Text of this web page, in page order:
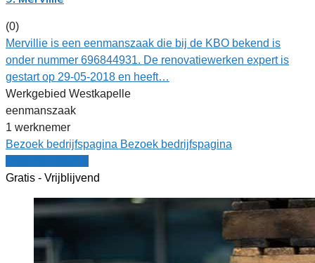
(0)
Mervillie is een eenmanszaak die bij de KBO bekend is
onder nummer 696844931. De renovatiewerken expert is
gestart op 29-05-2018 en heeft…
Werkgebied Westkapelle
eenmanszaak
1 werknemer
Bezoek bedrijfspagina Bezoek bedrijfspagina
Gratis - Vrijblijvend